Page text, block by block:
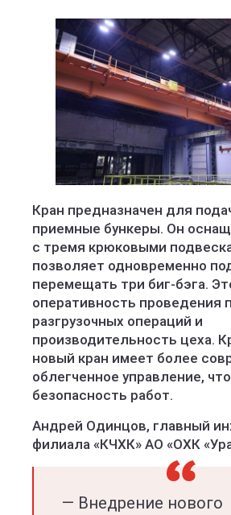
Кран предназначен для
приемные бункеры. Он
с тремя крюковыми
позволяет одновременно
перемещать три биг-бэга.
оперативность проведения
разгрузочных операций и
производительность цеха.
новый кран имеет более
облегченное управление,
безопасность работ.
Андрей Одинцов, главный
филиала «КЧХК» АО «ОХК
— Внедрение нового